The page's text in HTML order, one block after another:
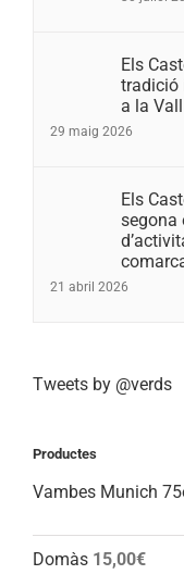
Els
tradició
a la
29 maig 2026
Els
segona
21 abril 2026
Tweets by @verds
Productes
Vambes Munich
Domàs 15,00€